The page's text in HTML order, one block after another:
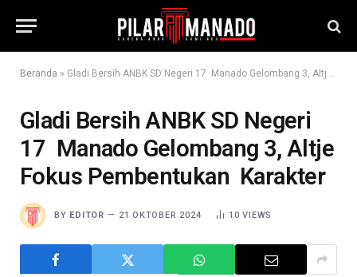
Beranda » Gladi Bersih ANBK SD Negeri 17 Manado Gelombang 3, Altje Fokus Pembentukan Karakter
Gladi Bersih ANBK SD Negeri
17 Manado Gelombang 3, Altje
Fokus Pembentukan Karakter
BY EDITOR 21 OKTOBER 2024 10VIEWS